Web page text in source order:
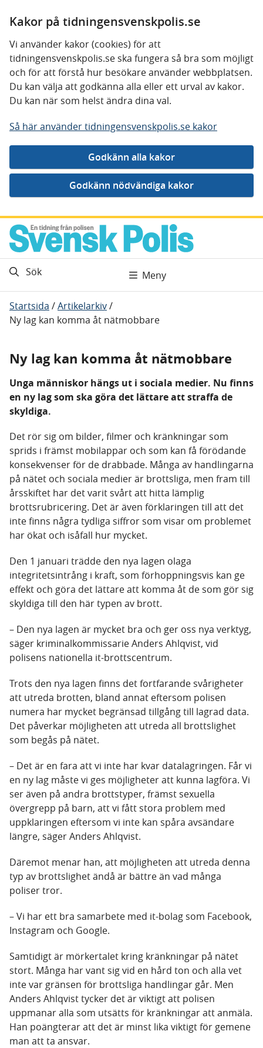
Kakor på tidningensvenskpolis.se
Vi använder kakor (cookies) för att
tidningensvenskpolis.se ska fungera så bra som möjligt
och för att förstå hur besökare använder webbplatsen.
Du kan välja att godkänna alla eller ett urval av kakor.
Du kan när som helst ändra dina val.
Så här använder tidningensvenskpolis.se kakor
Gå direkt till innehåll
Sök Meny
Startsida /Artikelarkiv/
Ny lag kan komma åt nätmobbare
Ny lag kan komma åt nätmobbare
Unga människor hängs ut i sociala medier. Nu finns
en ny lag som ska göra det lättare att straffa de
skyldiga.
Det rör sig om bilder, filmer och kränkningar som
sprids i främst mobilappar och som kan få förödande
konsekvenser för de drabbade. Många av handlingarna
på nätet och sociala medier är brottsliga, men fram till
årsskiftet har det varit svårt att hitta lämplig
brottsrubricering. Det är även förklaringen till att det
inte finns några tydliga siffror som visar om problemet
har ökat och isåfall hur mycket.
Den 1 januari trädde den nya lagen olaga
integritetsintrång i kraft, som förhoppningsvis kan ge
effekt och göra det lättare att komma åt de som gör sig
skyldiga till den här typen av brott.
– Den nya lagen är mycket bra och ger oss nya verktyg,
säger kriminalkommissarie Anders Ahlqvist, vid
polisens nationella it-brottscentrum.
Trots den nya lagen finns det fortfarande svårigheter
att utreda brotten, bland annat eftersom polisen
numera har mycket begränsad tillgång till lagrad data.
Det påverkar möjligheten att utreda all brottslighet
som begås på nätet.
– Det är en fara att vi inte har kvar datalagringen. Får vi
en ny lag måste vi ges möjligheter att kunna lagföra. Vi
ser även på andra brottstyper, främst sexuella
övergrepp på barn, att vi fått stora problem med
uppklaringen eftersom vi inte kan spåra avsändare
längre, säger Anders Ahlqvist.
Däremot menar han, att möjligheten att utreda denna
typ av brottslighet ändå är bättre än vad många
poliser tror.
– Vi har ett bra samarbete med it-bolag som Facebook,
Instagram och Google.
Samtidigt är mörkertalet kring kränkningar på nätet
stort. Många har vant sig vid en hård ton och alla vet
inte var gränsen för brottsliga handlingar går. Men
Anders Ahlqvist tycker det är viktigt att polisen
uppmanar alla som utsätts för kränkningar att anmäla.
Han poängterar att det är minst lika viktigt för gemene
man att ta ansvar.